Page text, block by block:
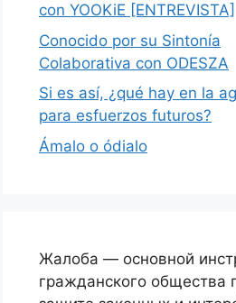
con YOOKiE [ENTREVISTA]
Conocido por su Sintonía
Colaborativa con ODESZA
Si es así, ¿qué hay en la
para esfuerzos futuros?
Ámalo o ódialo
Жалоба — основной
гражданского общества